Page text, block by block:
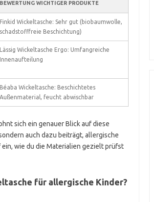
BEWERTUNG WICHTIGER PRODUKTE
Finkid Wickeltasche: Sehr gut (biobaumwolle,
schadstofffreie Beschichtung)
Lässig Wickeltasche Ergo: Umfangreiche
Innenaufteilung
Béaba Wickeltasche: Beschichtetes
Außenmaterial, feucht abwischbar
sich ein genauer Blick auf diese
auch dazu beiträgt, allergische
wie du die Materialien gezielt prüfst
für allergische Kinder?